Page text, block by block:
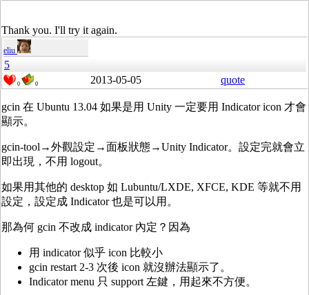
Thank you. I'll try it again.
eliu
5
0 0 2013-05-05 quote
gcin 在 Ubuntu 13.04 如果是用 Unity 一定要用 Indicator icon 才會
顯示。
gcin-tool→外觀設定→面板狀態→Unity Indicator。設定完就會立
即出現，不用 logout。
如果用其他的 desktop 如 Lubuntu/LXDE, XFCE, KDE 等就不用
設定，設定成 Indicator 也是可以用。
那為何 gcin 不改成 indicator 內定？因為
用 indicator 似乎 icon 比較小
gcin restart 2-3 次後 icon 就沒辦法顯示了。
Indicator menu 只 support 左鍵，用起來不方便。